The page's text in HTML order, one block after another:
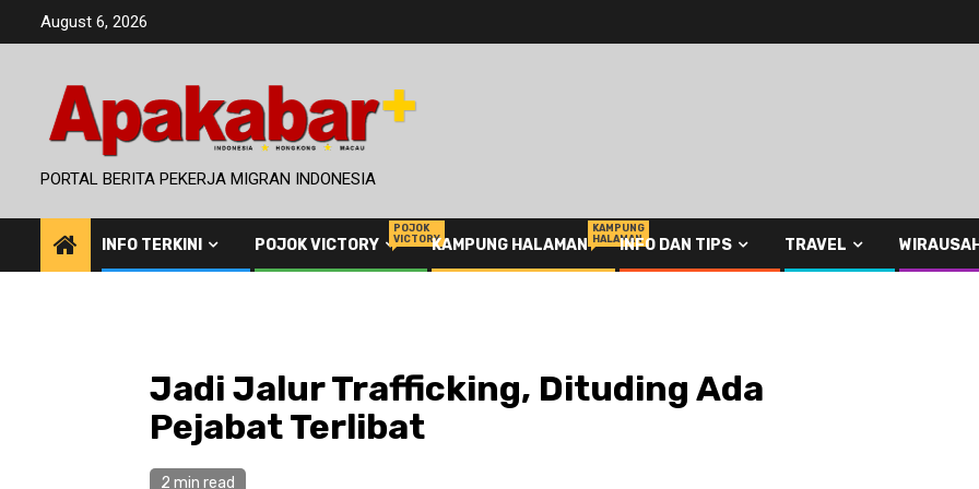
August 6, 2026
PORTAL BERITA PEKERJA MIGRAN INDONESIA
INFO TERKINI POJOK VICTORY
POJOK
VICTORYKAMPUNG HALAMAN
KAMPUNG
HALAMANINFO DAN TIPS TRAVEL
Jadi Jalur Trafficking, Dituding Ada
Pejabat Terlibat
2 min read